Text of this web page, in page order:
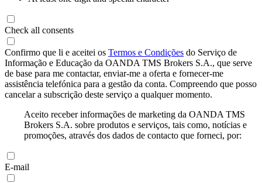
Check all consents
Confirmo que li e aceitei os Termos e Condições do Serviço de
Informação e Educação da OANDA TMS Brokers S.A., que serve
de base para me contactar, enviar-me a oferta e fornecer-me
assistência telefónica para a gestão da conta. Compreendo que posso
cancelar a subscrição deste serviço a qualquer momento.
Aceito receber informações de marketing da OANDA TMS
Brokers S.A. sobre produtos e serviços, tais como, notícias e
promoções, através dos dados de contacto que forneci, por:
E-mail